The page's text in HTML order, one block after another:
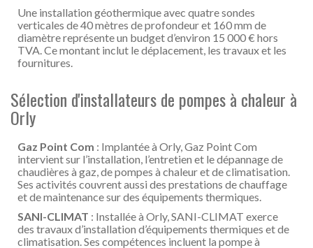
Une installation géothermique avec quatre sondes
verticales de 40 mètres de profondeur et 160 mm de
diamètre représente un budget d’environ 15 000 € hors
TVA. Ce montant inclut le déplacement, les travaux et les
fournitures.
Sélection d'installateurs de pompes à chaleur à
Orly
Gaz Point Com : Implantée à Orly, Gaz Point Com
intervient sur l’installation, l’entretien et le dépannage de
chaudières à gaz, de pompes à chaleur et de climatisation.
Ses activités couvrent aussi des prestations de chauffage
et de maintenance sur des équipements thermiques.
SANI-CLIMAT : Installée à Orly, SANI-CLIMAT exerce
des travaux d’installation d’équipements thermiques et de
climatisation. Ses compétences incluent la pompe à